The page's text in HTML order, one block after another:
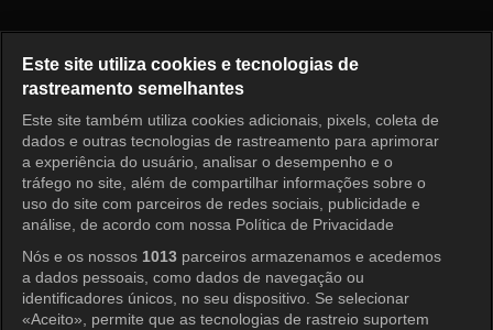
Entrar
Este site utiliza cookies e tecnologias de
rastreamento semelhantes
Este site também utiliza cookies adicionais, pixels, coleta de
dados e outras tecnologias de rastreamento para aprimorar
a experiência do usuário, analisar o desempenho e o
tráfego no site, além de compartilhar informações sobre o
uso do site com parceiros de redes sociais, publicidade e
análise, de acordo com nossa Política de Privacidade
Nós e os nossos 1013 parceiros armazenamos e acedemos
a dados pessoais, como dados de navegação ou
identificadores únicos, no seu dispositivo. Se selecionar
«Aceito», permite que as tecnologias de rastreio suportem